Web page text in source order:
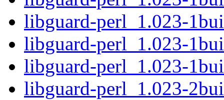
libguard-perl_1.023-
libguard-perl_1.023-
libguard-perl_1.023-
libguard-perl_1.023-